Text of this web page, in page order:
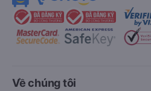
Về chúng tôi